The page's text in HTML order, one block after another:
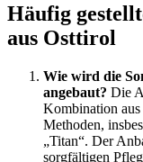
Häufig
aus Osttirol
Wie wird die
angebaut? Die
Kombination
Methoden,
„Titan“. Der
sorgfältigen